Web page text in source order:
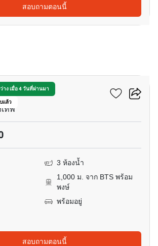
สอบถามตอนนี้
าง เมื่อ 4 วันที่ผ่านมา
แล้ว
เพลส
ทพ
3 ห้องน้ำ
1,000 ม. จาก BTS พร้อม
พงษ์
พร้อมอยู่
สอบถามตอนนี้